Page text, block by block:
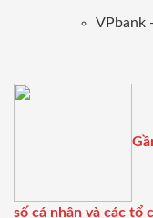
VPbank
số cá nhân và các tổ